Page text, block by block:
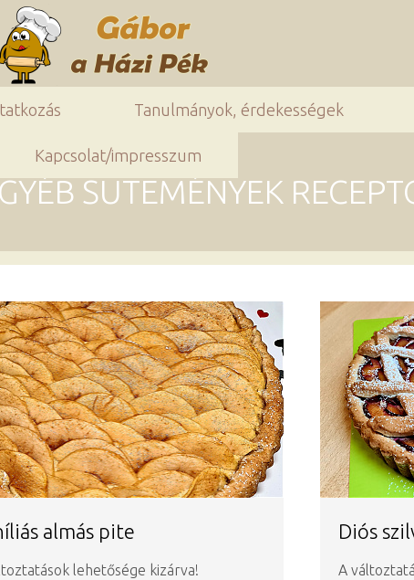
Tanulmányok, érdekességek
Kapcsolat/impresszum
SÜTEMÉNYEK
almás pite
lehetősége kizárva!
Diós
A